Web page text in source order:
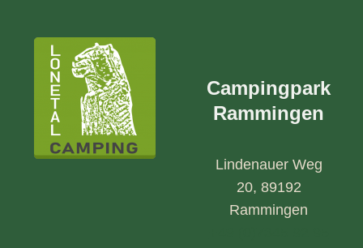
Campingpark
Rammingen
Lindenauer Weg
20, 89192
Rammingen